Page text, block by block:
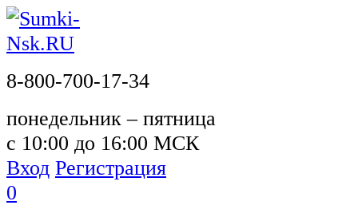
8-800-700-17-34
понедельник – пятница
с 10:00 до 16:00 МСК
Вход Регистрация
0